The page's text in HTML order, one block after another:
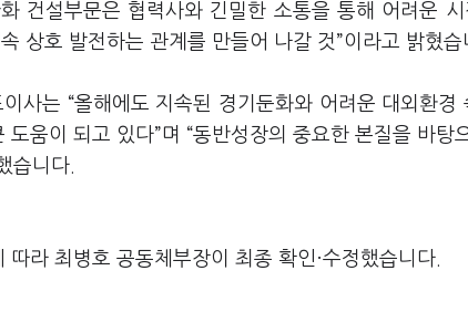
건설부문은 협력사와 긴밀한 소통을 통해 어려운 시
상호 발전하는 관계를 만들어 나갈 것”이라고 밝혔습
사는 “올해에도 지속된 경기둔화와 어려운 대외환경
움이 되고 있다”며 “동반성장의 중요한 본질을 바탕
습니다.
라 최병호 공동체부장이 최종 확인·수정했습니다.